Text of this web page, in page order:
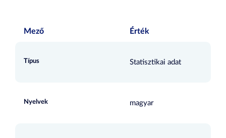
Mező Érték
Típus Statisztikai adat
Nyelvek magyar